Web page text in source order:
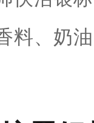
料、奶